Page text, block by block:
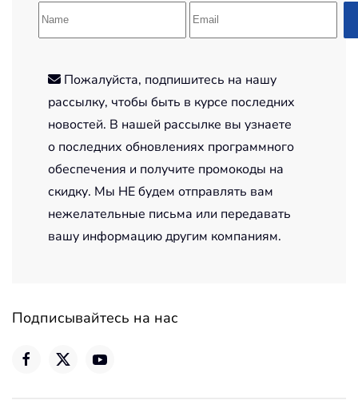
Пожалуйста, подпишитесь на нашу
рассылку, чтобы быть в курсе последних
новостей. В нашей рассылке вы узнаете
о последних обновлениях программного
обеспечения и получите промокоды на
скидку. Мы НЕ будем отправлять вам
нежелательные письма или передавать
вашу информацию другим компаниям.
Подписывайтесь на нас